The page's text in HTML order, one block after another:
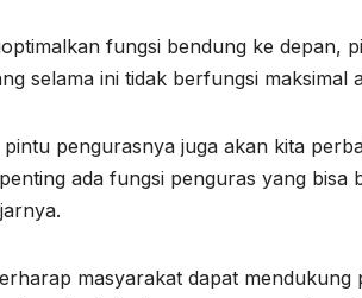
fungsi bendung ke depan,
selama ini tidak berfungsi maksimal
pintu pengurasnya juga akan kita
ada fungsi penguras yang bisa
masyarakat dapat